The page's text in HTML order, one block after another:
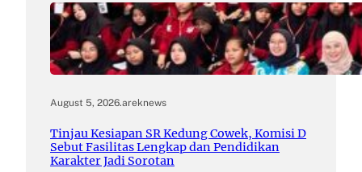
August 5, 2026.areknews
Tinjau Kesiapan SR Kedung Cowek, Komisi D
Sebut Fasilitas Lengkap dan Pendidikan
Karakter Jadi Sorotan